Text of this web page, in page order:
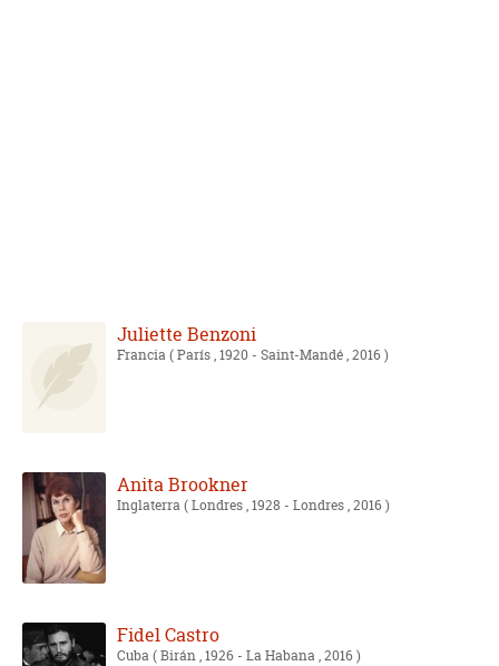
Juliette Benzoni
Francia( París , 1920 - Saint-Mandé , 2016 )
Anita Brookner
Inglaterra( Londres , 1928 - Londres , 2016 )
Fidel Castro
Cuba( Birán , 1926 - La Habana , 2016 )